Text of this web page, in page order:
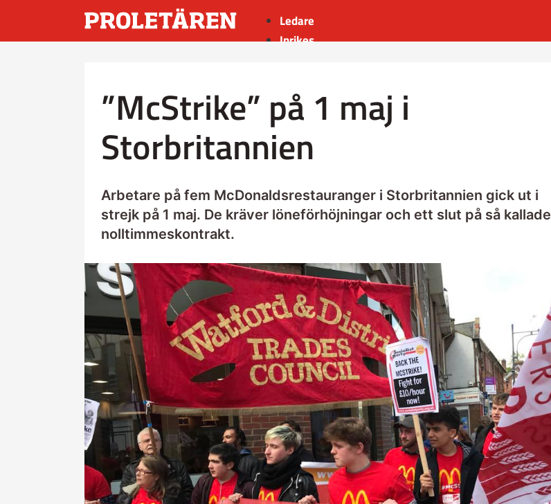
Ledare
Inrikes
Sport
Insänt
”McStrike” på 1 maj i
Storbritannien
Arbetare på fem McDonaldsrestauranger i Storbritannien gick ut i
strejk på 1 maj. De kräver löneförhöjningar och ett slut på så kallade
nolltimmeskontrakt.